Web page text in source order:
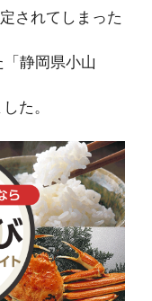
されてしまった
静岡県小山
た。